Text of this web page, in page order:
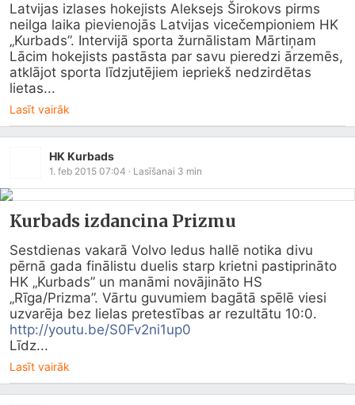
Latvijas izlases hokejists Aleksejs Širokovs pirms
neilga laika pievienojās Latvijas vicečempioniem HK
„Kurbads”. Intervijā sporta žurnālistam Mārtiņam
Lācim hokejists pastāsta par savu pieredzi ārzemēs,
atklājot sporta līdzjutējiem iepriekš nedzirdētas
lietas...
Lasīt vairāk
HK Kurbads
1. feb 2015 07:04 · Lasīšanai 3 min
Kurbads izdancina Prizmu
Sestdienas vakarā Volvo ledus hallē notika divu
pērnā gada finālistu duelis starp krietni pastiprināto
HK „Kurbads” un manāmi novājināto HS
„Rīga/Prizma”. Vārtu guvumiem bagātā spēlē viesi
http://youtu.be/S0Fv2ni1up0
Līdz...
Lasīt vairāk